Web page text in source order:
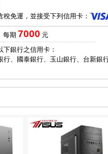
免運，並接受下列信用卡：
每期 7000 元
銀行之信用卡：
行、國泰銀行、玉山銀行、台新銀